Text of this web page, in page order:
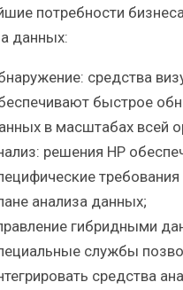
потребности
данных:
средства
быстрое
в масштабах всей
решения HP
анализа данных;
гибридными
службы
средства